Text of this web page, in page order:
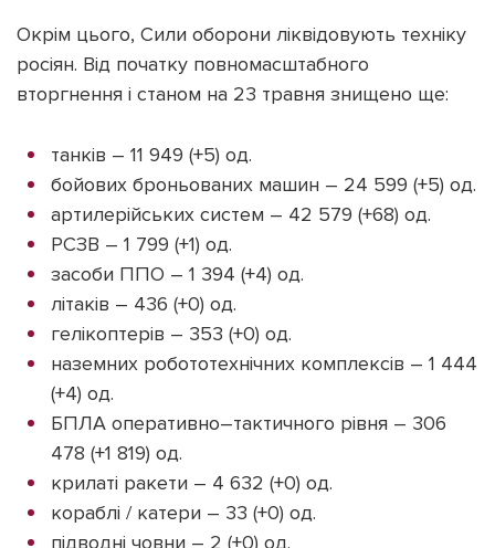
Окрім цього, Сили оборони ліквідовують техніку
росіян. Від початку повномасштабного
вторгнення і станом на 23 травня знищено ще:
танків – 11 949 (+5) од.
бойових броньованих машин – 24 599 (+5) од.
артилерійських систем – 42 579 (+68) од.
РСЗВ – 1 799 (+1) од.
засоби ППО – 1 394 (+4) од.
літаків – 436 (+0) од.
гелікоптерів – 353 (+0) од.
наземних робототехнічних комплексів – 1 444
(+4) од.
БПЛА оперативно–тактичного рівня – 306
478 (+1 819) од.
крилаті ракети – 4 632 (+0) од.
кораблі / катери – 33 (+0) од.
підводні човни – 2 (+0) од.